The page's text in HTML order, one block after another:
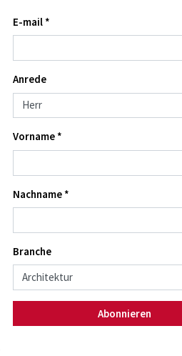
E-mail *
Anrede
Vorname *
Nachname *
Branche
Abonnieren